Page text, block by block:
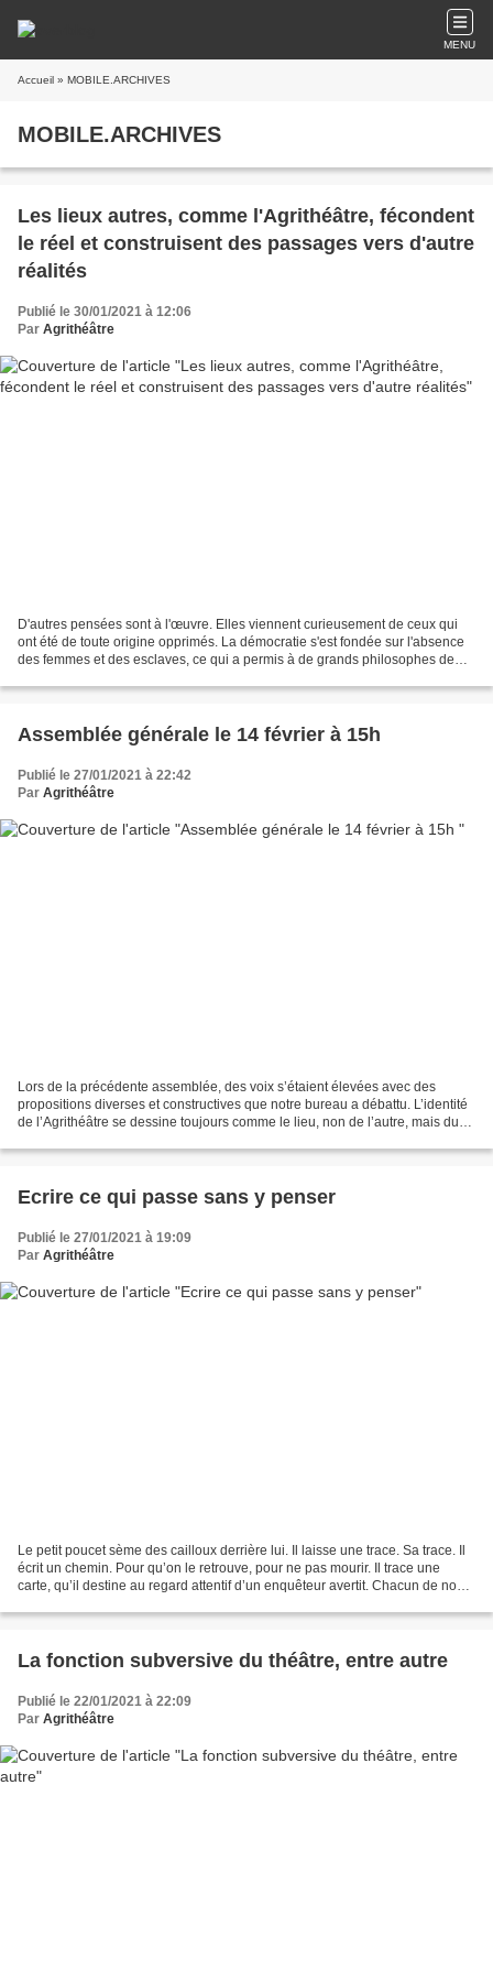
MENU
Accueil » MOBILE.ARCHIVES
MOBILE.ARCHIVES
Les lieux autres, comme l'Agrithéâtre, fécondent
le réel et construisent des passages vers d'autre
réalités
Publié le 30/01/2021 à 12:06
Par Agrithéâtre
D'autres pensées sont à l'œuvre. Elles viennent curieusement de ceux qui
ont été de toute origine opprimés. La démocratie s'est fondée sur l'absence
des femmes et des esclaves, ce qui a permis à de grands philosophes de
Assemblée générale le 14 février à 15h
Publié le 27/01/2021 à 22:42
Par Agrithéâtre
Lors de la précédente assemblée, des voix s’étaient élevées avec des
propositions diverses et constructives que notre bureau a débattu. L’identité
de l’Agrithéâtre se dessine toujours comme le lieu, non de l’autre, mais du
Ecrire ce qui passe sans y penser
Publié le 27/01/2021 à 19:09
Par Agrithéâtre
Le petit poucet sème des cailloux derrière lui. Il laisse une trace. Sa trace. Il
écrit un chemin. Pour qu’on le retrouve, pour ne pas mourir. Il trace une
carte, qu’il destine au regard attentif d’un enquêteur avertit. Chacun de nous
La fonction subversive du théâtre, entre autre
Publié le 22/01/2021 à 22:09
Par Agrithéâtre